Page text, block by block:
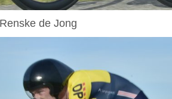
Renske de Jong